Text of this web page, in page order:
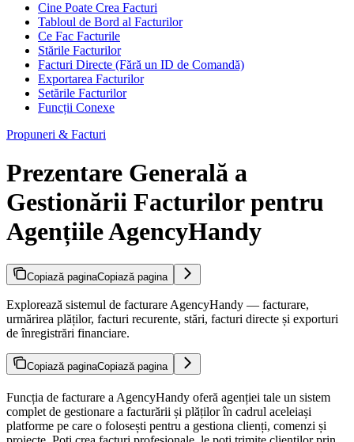
Cine Poate Crea Facturi
Tabloul de Bord al Facturilor
Ce Fac Facturile
Stările Facturilor
Facturi Directe (Fără un ID de Comandă)
Exportarea Facturilor
Setările Facturilor
Funcții Conexe
Propuneri & Facturi
Prezentare Generală a
Gestionării Facturilor pentru
Agențiile AgencyHandy
Copiază paginaCopiază pagina
Explorează sistemul de facturare AgencyHandy — facturare,
urmărirea plăților, facturi recurente, stări, facturi directe și exporturi
de înregistrări financiare.
Copiază paginaCopiază pagina
Funcția de facturare a AgencyHandy oferă agenției tale un sistem
complet de gestionare a facturării și plăților în cadrul aceleiași
platforme pe care o folosești pentru a gestiona clienți, comenzi și